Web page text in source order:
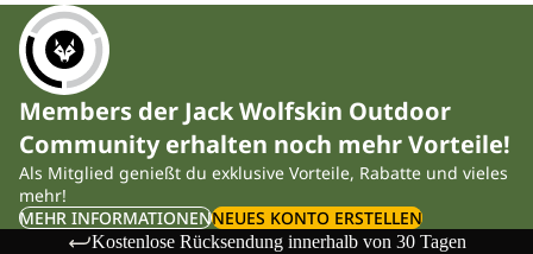
Members der Jack Wolfskin Outdoor
Community erhalten noch mehr Vorteile!
Als Mitglied genießt du exklusive Vorteile, Rabatte und vieles
mehr!
MEHR INFORMATIONENNEUES KONTO ERSTELLEN
Kostenlose Rücksendung innerhalb von 30 Tagen